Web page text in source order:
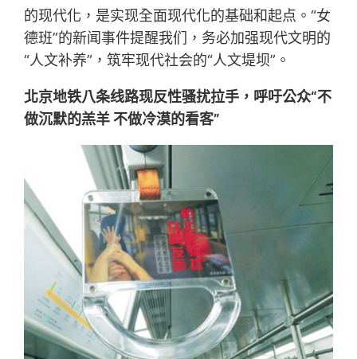
的现代化，是实现全面现代化的基础和起点。“女
德班”的新闻事件提醒我们，务必加强现代文明的
“人文补养”，筑牢现代社会的“人文堤坝”。
北京地铁八条线路现反性骚扰拉手，呼吁公众“不
做沉默的羔羊 不做冷漠的看客”